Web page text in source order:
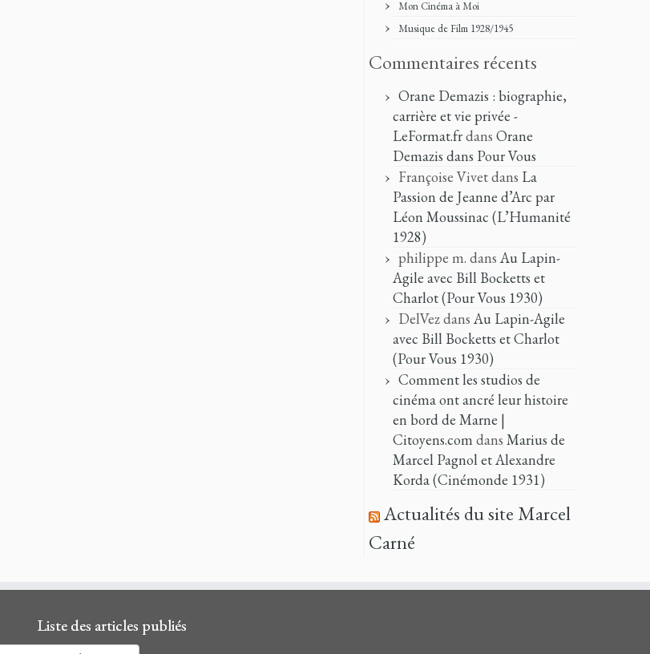
Mon Cinéma à Moi
Musique de Film 1928/1945
Commentaires récents
Orane Demazis : biographie,
carrière et vie privée -
LeFormat.frdans Orane
Demazis dans Pour Vous
Françoise Vivetdans La
Passion de Jeanne d’Arc par
Léon Moussinac (L’Humanité
1928)
philippe m. dans Au Lapin-
Agile avec Bill Bocketts et
Charlot (Pour Vous 1930)
DelVezdans Au Lapin-Agile
avec Bill Bocketts et Charlot
(Pour Vous 1930)
Comment les studios de
cinéma ont ancré leur histoire
en bord de Marne |
Citoyens.comdans Marius de
Marcel Pagnol et Alexandre
Korda (Cinémonde 1931)
Actualités du site Marcel
Carné
Liste des articles publiés